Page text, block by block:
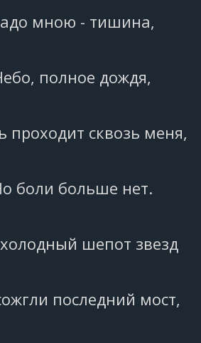
мною - тишина,
полное дождя,
проходит сквозь меня,
боли больше нет.
шепот звезд
последний мост,